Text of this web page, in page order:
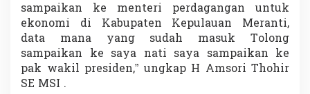
sampaikan ke menteri perdagangan untuk
ekonomi di Kabupaten Kepulauan Meranti,
data mana yang sudah masuk Tolong
sampaikan ke saya nati saya sampaikan ke
pak wakil presiden,” ungkap H Amsori Thohir
SE MSI .